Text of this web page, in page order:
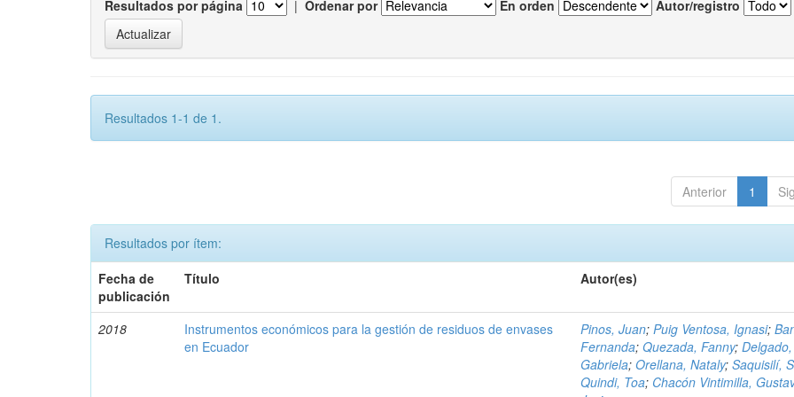
Resultados por página | Ordenar por En orden Autor/registro
Resultados 1-1 de 1.
Anterior 1
Resultados por ítem:
Fecha de
publicación
Título Autor(es)
2018
Instrumentos económicos para la gestión de residuos de envases
en Ecuador
Pinos, Juan;Puig Ventosa, Ignasi;
Fernanda;Quezada, Fanny;Delgado,
Gabriela;Orellana, Nataly;Saquisilí,
Quindi, Toa; Chacón Vintimilla,